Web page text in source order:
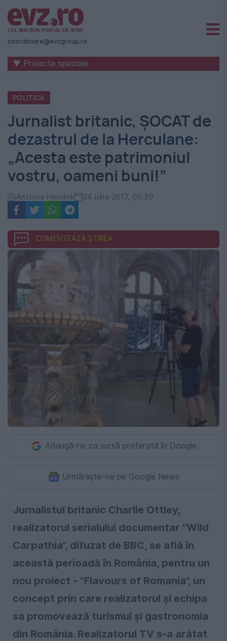
Știri
naționale
internaționale
România
-
Evenimentul
Zilei
coordonare@evzgroup.ro
▼ Proiecte speciale
POLITICA
Jurnalist britanic, ŞOCAT de
dezastrul de la Herculane:
„Acesta este patrimoniul
vostru, oameni buni!”
Antonia Hendrik 24 iulie 2017, 00:20
COMENTEAZĂ ȘTIREA
Adaugă-ne ca sursă preferată în Google
Urmărește-ne pe Google News
Jurnalistul britanic Charlie Ottley,
realizatorul serialului documentar "Wild
Carpathia”, difuzat de BBC, se află în
această perioadă în România, pentru un
nou proiect - "Flavours of Romania”, un
concept prin care realizatorul și echipa
sa promovează turismul și gastronomia
din România. Realizatorul TV s-a arătat